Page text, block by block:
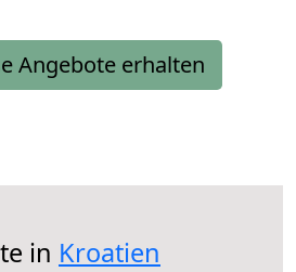
Angebote erhalten
in Kroatien